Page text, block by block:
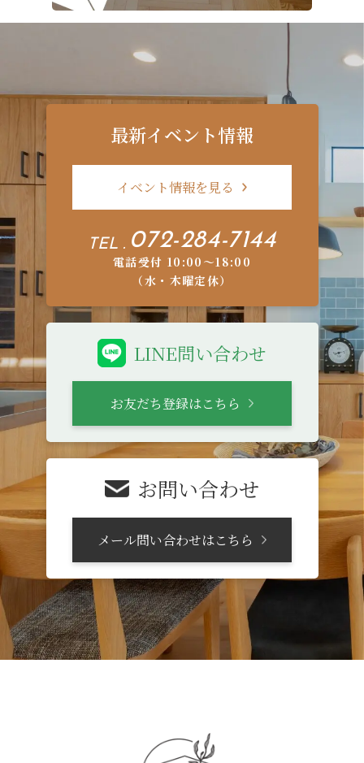
最新イベント情報
イベント情報を見る
TEL . 072-284-7144
電話受付 10:00〜18:00
（水・木曜定休）
LINE問い合わせ
お友だち登録はこちら
お問い合わせ
メール問い合わせはこちら